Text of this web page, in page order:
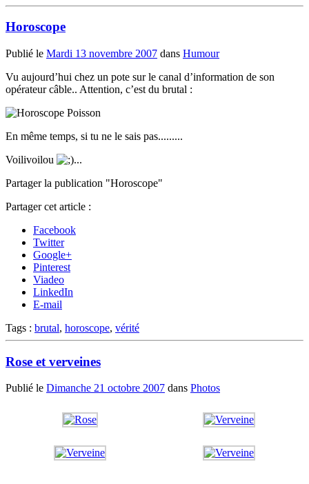
Horoscope
Publié le Mardi 13 novembre 2007 dans Humour
Vu aujourd’hui chez un pote sur le canal d’information de son
opérateur câble.. Attention, c’est du brutal :
En même temps, si tu ne le sais pas.........
Voilivoilou
...
Partager la publication "Horoscope"
Partager cet article :
Facebook
Twitter
Google+
Pinterest
Viadeo
LinkedIn
E-mail
Tags : brutal, horoscope, vérité
Rose et verveines
Publié le Dimanche 21 octobre 2007 dans Photos